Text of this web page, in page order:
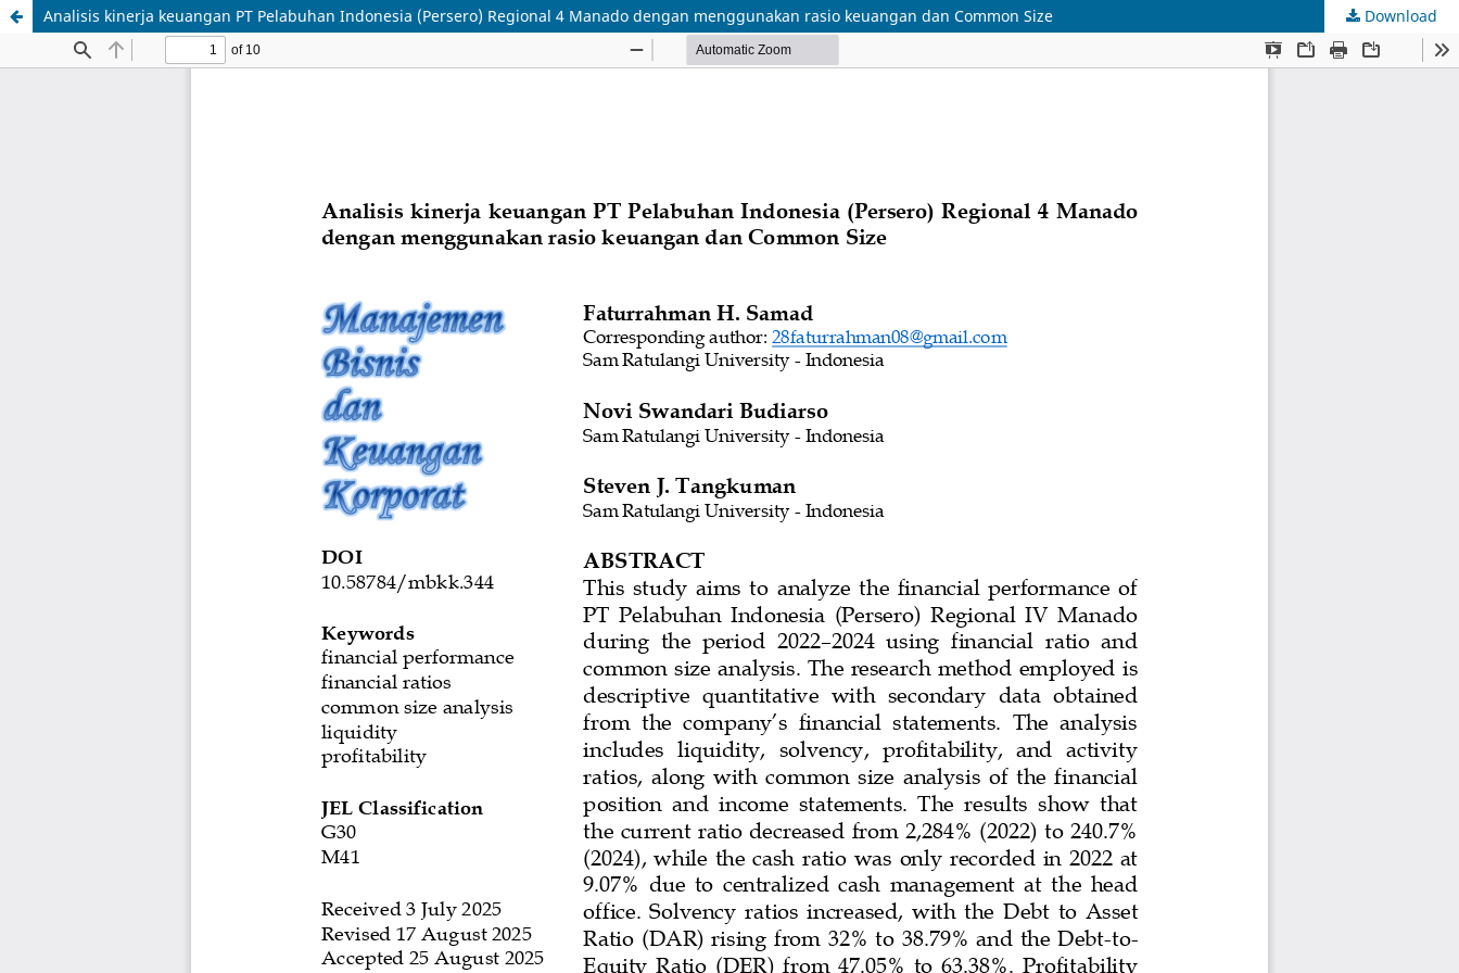
Analisis kinerja keuangan PT Pelabuhan Indonesia (Persero) Regional 4 Manado dengan menggunakan rasio keuangan dan Common Size Download